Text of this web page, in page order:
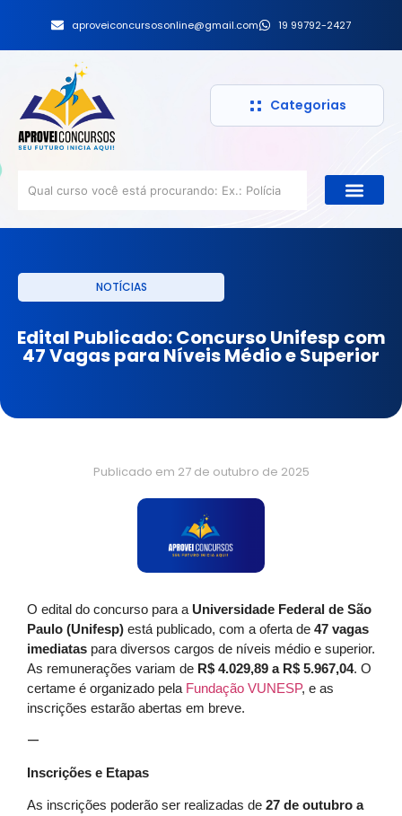
aproveiconcursosonline@gmail.com 19 99792-2427
Categorias
NOTÍCIAS
Edital Publicado: Concurso Unifesp com
47 Vagas para Níveis Médio e Superior
Publicado em 27 de outubro de 2025
O edital do concurso para a Universidade Federal de São
Paulo (Unifesp) está publicado, com a oferta de 47 vagas
imediatas para diversos cargos de níveis médio e superior.
As remunerações variam de R$ 4.029,89 a R$ 5.967,04. O
certame é organizado pela Fundação VUNESP, e as
inscrições estarão abertas em breve.
—
Inscrições e Etapas
As inscrições poderão ser realizadas de 27 de outubro a